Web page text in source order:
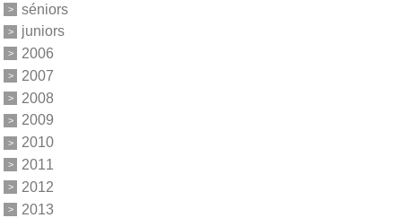
séniors
juniors
2006
2007
2008
2009
2010
2011
2012
2013